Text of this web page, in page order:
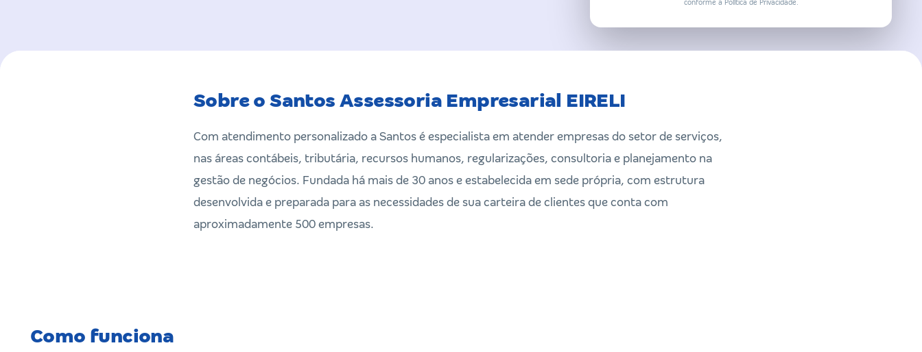
conforme a Política de Privacidade.
Sobre o Santos Assessoria Empresarial EIRELI
Com atendimento personalizado a Santos é especialista em atender empresas do setor de serviços,
nas áreas contábeis, tributária, recursos humanos, regularizações, consultoria e planejamento na
gestão de negócios. Fundada há mais de 30 anos e estabelecida em sede própria, com estrutura
desenvolvida e preparada para as necessidades de sua carteira de clientes que conta com
aproximadamente 500 empresas.
Como funciona